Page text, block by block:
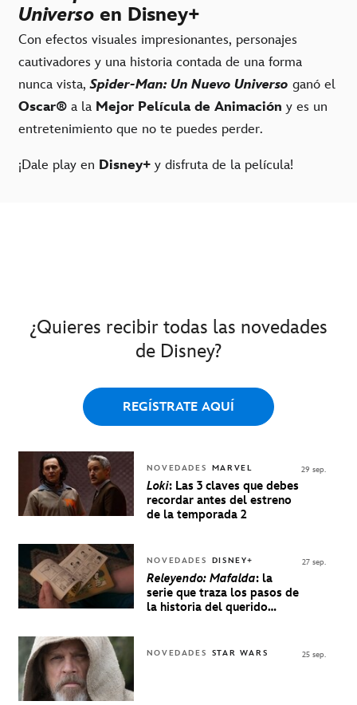
Universo en Disney+
Con efectos visuales impresionantes, personajes
cautivadores y una historia contada de una forma
nunca vista,Spider-Man: Un Nuevo Universo ganó el
Oscar® a la Mejor Película de Animación y es un
entretenimiento que no te puedes perder.
¡Dale play en Disney+ y disfruta de la película!
¿Quieres recibir todas las novedades
de Disney?
REGÍSTRATE AQUÍ
NOVEDADES MARVEL
Loki: Las 3 claves que debes
recordar antes del estreno
de la temporada 2
29 sep.
NOVEDADES DISNEY+
Releyendo: Mafalda: la
serie que traza los pasos de
la historia del querido
27 sep.
NOVEDADES STAR WARS 25 sep.